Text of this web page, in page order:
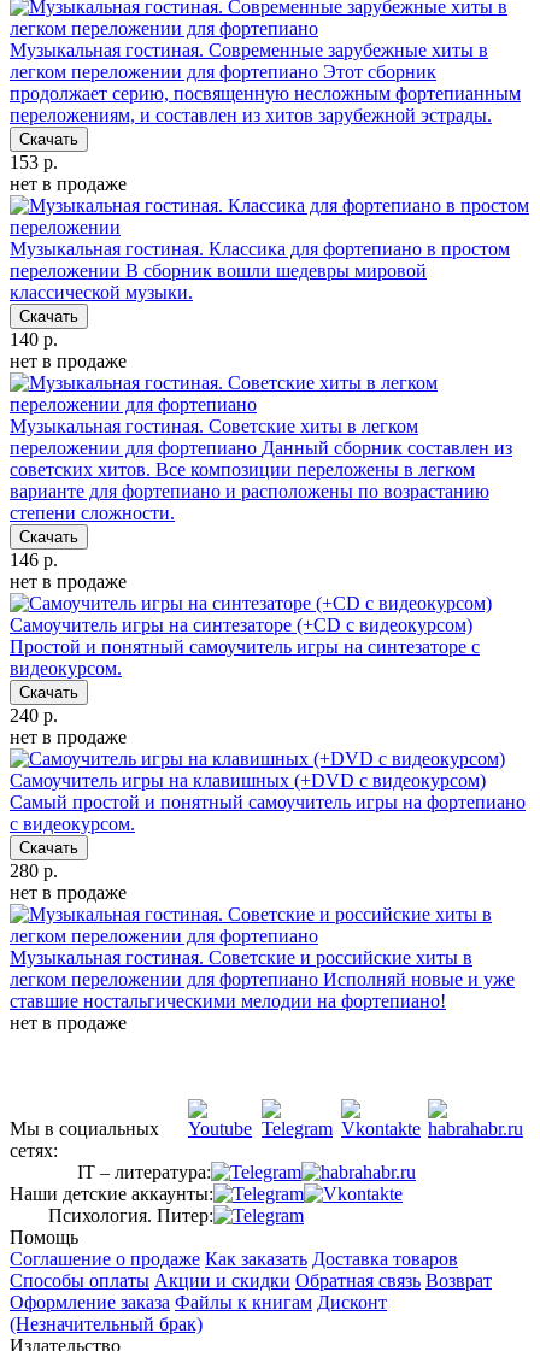
Музыкальная гостиная. Современные зарубежные хиты в
легком переложении для фортепиано Этот сборник
продолжает серию, посвященную несложным фортепианным
переложениям, и составлен из хитов зарубежной эстрады.
Скачать
153 р.
нет в продаже
Музыкальная гостиная. Классика для фортепиано в простом
переложении В сборник вошли шедевры мировой
классической музыки.
Скачать
140 р.
нет в продаже
Музыкальная гостиная. Советские хиты в легком
переложении для фортепиано Данный сборник составлен из
советских хитов. Все композиции переложены в легком
варианте для фортепиано и расположены по возрастанию
степени сложности.
Скачать
146 р.
нет в продаже
Самоучитель игры на синтезаторе (+CD c видеокурсом)
Простой и понятный самоучитель игры на синтезаторе с
видеокурсом.
Скачать
240 р.
нет в продаже
Самоучитель игры на клавишных (+DVD с видеокурсом)
Самый простой и понятный самоучитель игры на фортепиано
с видеокурсом.
Скачать
280 р.
нет в продаже
Музыкальная гостиная. Советские и российские хиты в
легком переложении для фортепиано Исполняй новые и уже
ставшие ностальгическими мелодии на фортепиано!
нет в продаже
Мы в социальных
сетях:
IT – литература:
Наши детские аккаунты:
Психология. Питер:
Помощь
Соглашение о продаже Как заказать Доставка товаров
Способы оплаты Акции и скидки Обратная связь Возврат
Оформление заказа Файлы к книгам Дисконт
(Незначительный брак)
Издательство